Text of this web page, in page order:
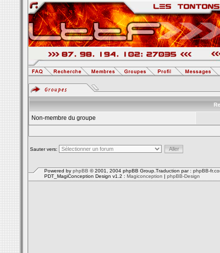
Non-membre du groupe
Sauter vers:
Powered by phpBB © 2001, 2004 phpBB Group.Traduction par : phpBB-
PDT_MagiConception Design v1.2 : Magiconception | phpBB-Design